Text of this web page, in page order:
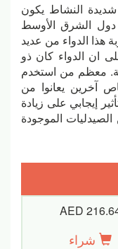
النشاط يكون
الشرق الأوسط
هذا الدواء من عديد
ان الدواء كان ذو
معظم من استخدم
آخرين يعانوا من
إيجابي على زيادة
الموجودة
AED
شراء